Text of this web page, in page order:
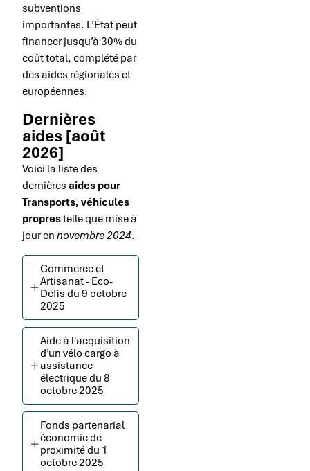
subventions
importantes. L’État peut
financer jusqu’à 30% du
coût total, complété par
des aides régionales et
européennes.
Dernières
aides [août
2026]
Voici la liste des
dernières aides pour
Transports, véhicules
proprestelle que mise à
jour en novembre 2024.
Commerce et
Artisanat - Eco-
Défis du 9 octobre
2025
Aide à l'acquisition
d’un vélo cargo à
assistance
électrique du 8
octobre 2025
Fonds partenarial
économie de
proximité du 1
octobre 2025